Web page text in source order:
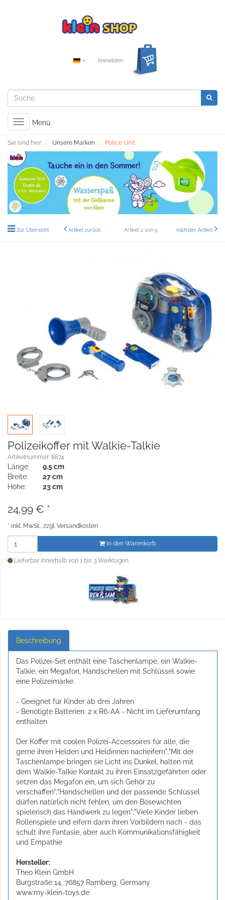
Anmelden
Toggle
navigation
Menü
Sie sind hier: Unsere Marken Police Unit
Zur Übersicht Artikel zurück Artikel 2 von 5 nächster Artikel
Polizeikoffer mit Walkie-Talkie
Artikelnummer: 8874
Länge:
9.5 cm
Breite:
27 cm
Höhe:
23 cm
24,99 € *
* inkl. MwSt., zzgl. Versandkosten
In den Warenkorb
Lieferbar innerhalb von 1 bis 3 Werktagen.
Beschreibung
Das Polizei-Set enthält eine Taschenlampe, ein Walkie-
Talkie, ein Megafon, Handschellen mit Schlüssel sowie
eine Polizeimarke.
- Geeignet für Kinder ab drei Jahren
- Benötigte Batterien: 2 x R6-AA - Nicht im Lieferumfang
enthalten
Der Koffer mit coolen Polizei-Accessoires für alle, die
gerne ihren Helden und Heldinnen nacheifern";"Mit der
Taschenlampe bringen sie Licht ins Dunkel, halten mit
dem Walkie-Talkie Kontakt zu ihren Einsatzgefährten oder
setzen das Megafon ein, um sich Gehör zu
verschaffen";"Handschellen und der passende Schlüssel
dürfen natürlich nicht fehlen, um den Bösewichten
spielerisch das Handwerk zu legen";"Viele Kinder lieben
Rollenspiele und eifern darin ihren Vorbildern nach - das
schult ihre Fantasie, aber auch Kommunikationsfähigkeit
und Empathie
Hersteller:
Theo Klein GmbH
Burgstraße 14, 76857 Ramberg, Germany
www.my-klein-toys.de